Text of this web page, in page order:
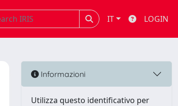
IT LOGIN
Informazioni
Utilizza questo identificativo per